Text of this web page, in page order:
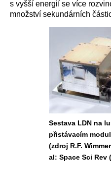
s vyšší energií se více
množství sekundárních
Sestava LDN na
přistávacím
(zdroj R.F.
al: Space Sci Rev